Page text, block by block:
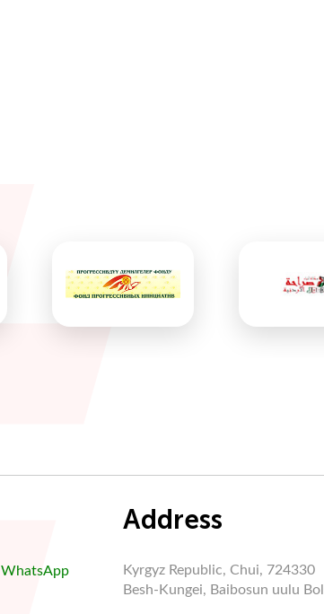
WhatsApp
Address
Kyrgyz Republic, Chui, 724330
Besh-Kungei, Baibosun uulu